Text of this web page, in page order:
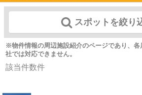
スポットを絞り
※物件情報の周辺施設紹介のページであり、各
社では対応できません。
該当件数件